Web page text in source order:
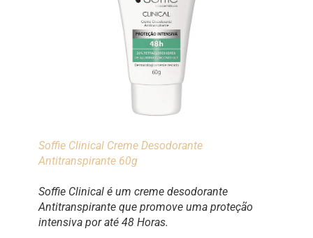
Soffie Clinical Creme Desodorante
Antitranspirante 60g
Soffie Clinical é um creme desodorante
Antitranspirante que promove uma proteção
intensiva por até 48 Horas.